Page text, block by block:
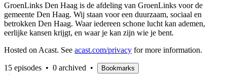
GroenLinks Den Haag is de afdeling van GroenLinks voor de
gemeente Den Haag. Wij staan voor een duurzaam, sociaal en
betrokken Den Haag. Waar iedereen schone lucht kan ademen,
eerlijke kansen krijgt, en waar je kan zijn wie je bent.
Hosted on Acast. See acast.com/privacy for more information.
15 episodes • 0 archived • Bookmarks